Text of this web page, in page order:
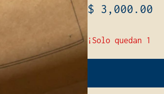
$ 3,000.00
¡Solo quedan 1